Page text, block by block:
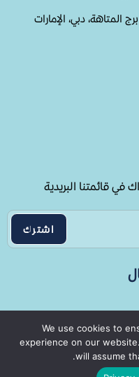
إتش، مكتب 1603 - 1604، برج المتاهة، دبي، الإمارات
قائمتنا البريدية
We use cookies to
experience on our
will assume